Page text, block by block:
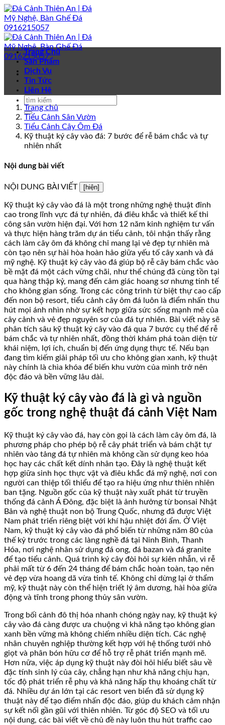
Bỏ
qua
nội
dung
Trang Chủ
Sản Phẩm
Dịch Vụ
Tin Tức
Liên Hệ
Trang chủ
Tiểu Cảnh Sân Vườn
Tiểu Cảnh Cây Ôm Đá
Kỹ thuật ký cây vào đá: 7 bước để rễ bám chắc và tự
nhiên nhất
Nội dung bài viết
NỘI DUNG BÀI VIẾT [hiện]
Kỹ thuật ký cây vào đá là một trong những nghệ thuật đỉnh
cao trong lĩnh vực đá tự nhiên, đá điêu khắc và thiết kế thi
công sân vườn hiện đại. Với hơn 12 năm kinh nghiệm tư vấn
và thực hiện hàng trăm dự án tiểu cảnh, tôi nhận thấy rằng
cách làm cây ôm đá không chỉ mang lại vẻ đẹp tự nhiên mà
còn tạo nên sự hài hòa hoàn hảo giữa yếu tố cây xanh và đá
mỹ nghệ. Kỹ thuật ký cây vào đá giúp bộ rễ cây bám chắc vào
bề mặt đá một cách vững chãi, như thể chúng đã cùng tồn tại
qua hàng thập kỷ, mang đến cảm giác hoang sơ nhưng tinh tế
cho không gian sống. Trong các công trình từ biệt thự cao cấp
đến non bộ resort, tiểu cảnh cây ôm đá luôn là điểm nhấn thu
hút mọi ánh nhìn nhờ sự kết hợp giữa sức sống mạnh mẽ của
cây cảnh và vẻ đẹp nguyên sơ của đá tự nhiên. Bài viết này sẽ
phân tích sâu kỹ thuật ký cây vào đá qua 7 bước cụ thể để rễ
bám chắc và tự nhiên nhất, đồng thời khám phá toàn diện từ
khái niệm, lợi ích, chuẩn bị đến ứng dụng thực tế. Nếu bạn
đang tìm kiếm giải pháp tối ưu cho không gian xanh, kỹ thuật
này chính là chìa khóa để biến khu vườn của mình trở nên
độc đáo và bền vững lâu dài.
Kỹ thuật ký cây vào đá là gì và nguồn
gốc trong nghệ thuật đá cảnh Việt Nam
Kỹ thuật ký cây vào đá, hay còn gọi là cách làm cây ôm đá, là
phương pháp cho phép bộ rễ cây phát triển và bám chặt tự
nhiên vào tảng đá tự nhiên mà không cần sử dụng keo hóa
học hay các chất kết dính nhân tạo. Đây là nghệ thuật kết
hợp giữa sinh học thực vật và điêu khắc đá mỹ nghệ, nơi con
người can thiệp tối thiểu để tạo ra hiệu ứng như thiên nhiên
ban tặng. Nguồn gốc của kỹ thuật này xuất phát từ truyền
thống đá cảnh Á Đông, đặc biệt là ảnh hưởng từ bonsai Nhật
Bản và nghệ thuật non bộ Trung Quốc, nhưng đã được Việt
Nam phát triển riêng biệt với khí hậu nhiệt đới ẩm. Ở Việt
Nam, kỹ thuật ký cây vào đá phổ biến từ những năm 80 của
thế kỷ trước trong các làng nghề đá tại Ninh Bình, Thanh
Hóa, nơi nghệ nhân sử dụng đá ong, đá bazan và đá granite
để tạo tiểu cảnh. Quá trình ký cây đòi hỏi sự kiên nhẫn, vì rễ
phải mất từ 6 đến 24 tháng để bám chắc hoàn toàn, tạo nên
vẻ đẹp vừa hoang dã vừa tinh tế. Không chỉ dừng lại ở thẩm
mỹ, kỹ thuật này còn thể hiện triết lý âm dương, hài hòa giữa
động và tĩnh trong phong thủy sân vườn.
Trong bối cảnh đô thị hóa nhanh chóng ngày nay, kỹ thuật ký
cây vào đá càng được ưa chuộng vì khả năng tạo không gian
xanh bền vững mà không chiếm nhiều diện tích. Các nghệ
nhân chuyên nghiệp thường kết hợp với hệ thống tưới nhỏ
giọt và phân bón hữu cơ để hỗ trợ rễ phát triển mạnh mẽ.
Hơn nữa, việc áp dụng kỹ thuật này đòi hỏi hiểu biết sâu về
đặc tính sinh lý của cây, chẳng hạn như khả năng chịu hạn,
tốc độ phát triển rễ phụ và khả năng hấp thụ khoáng chất từ
đá. Nhiều dự án lớn tại các resort ven biển đã sử dụng kỹ
thuật này để tạo điểm nhấn độc đáo, giúp du khách cảm nhận
sự kết nối gần gũi với thiên nhiên. Từ góc độ SEO và tối ưu
nội dung, các bài viết về chủ đề này luôn thu hút traffic cao